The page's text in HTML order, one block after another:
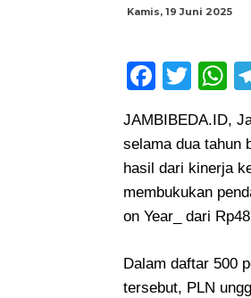
Kamis, 19 Juni 2025
JAMBIBEDA.ID,
selama dua tahun
hasil dari kinerja
membukukan
on Year_ dari
Dalam daftar 500
tersebut, PLN